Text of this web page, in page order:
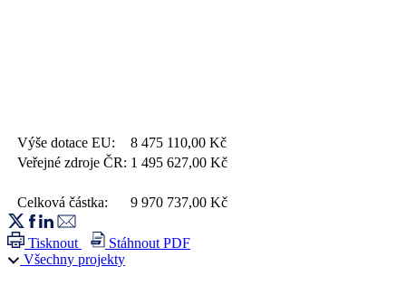
Výše dotace EU: 8 475 110,00 Kč
Veřejné zdroje ČR: 1 495 627,00 Kč
Celková částka: 9 970 737,00 Kč
Tisknout
Stáhnout PDF
Všechny projekty